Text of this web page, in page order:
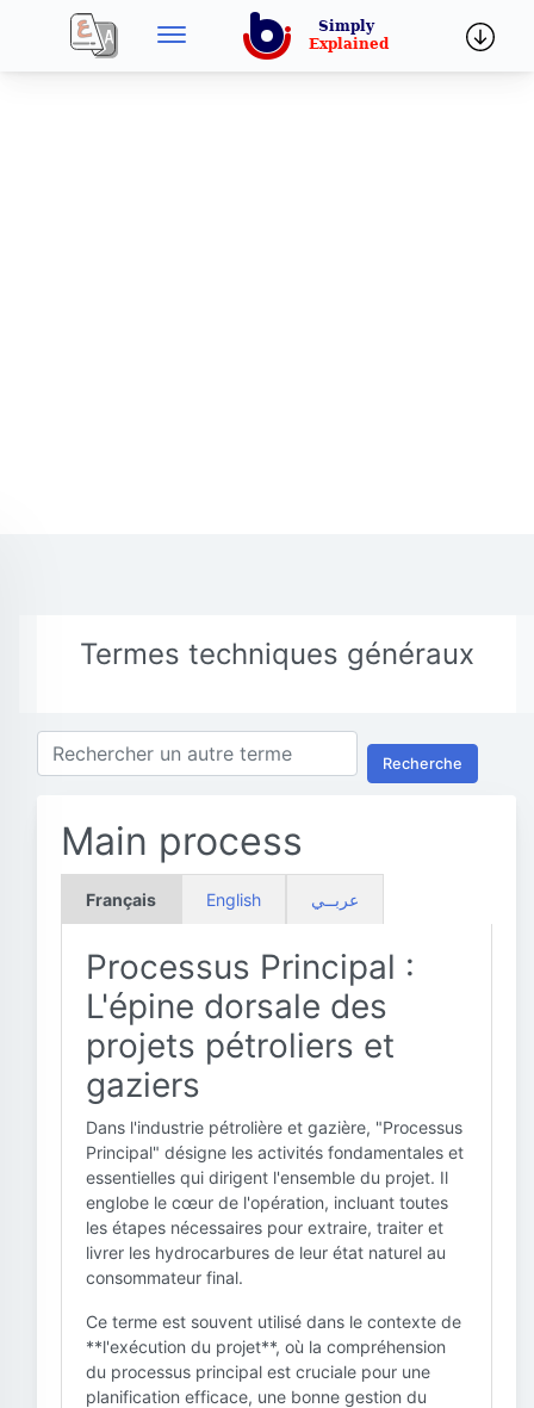
Termes techniques généraux
Recherche
Main process
Français English عربــي
Processus Principal :
L'épine dorsale des
projets pétroliers et
gaziers
Dans l'industrie pétrolière et gazière, "Processus
Principal" désigne les activités fondamentales et
essentielles qui dirigent l'ensemble du projet. Il
englobe le cœur de l'opération, incluant toutes
les étapes nécessaires pour extraire, traiter et
livrer les hydrocarbures de leur état naturel au
consommateur final.
Ce terme est souvent utilisé dans le contexte de
**l'exécution du projet**, où la compréhension
du processus principal est cruciale pour une
planification efficace, une bonne gestion du